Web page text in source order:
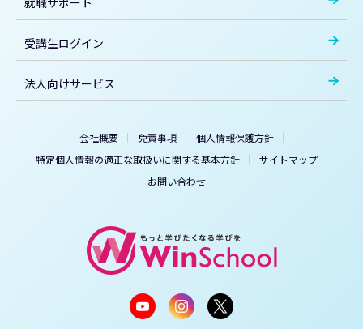
受講生ログイン
法人向けサービス
会社概要 免責事項
個人情報保護方針
特定個人情報の適正な取扱いに関する基本方針
サイトマップ
お問い合わせ